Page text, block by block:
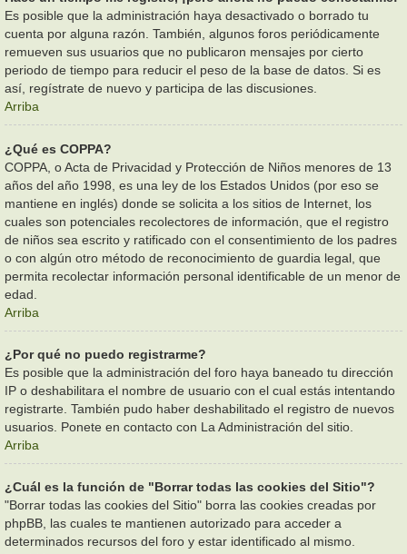
Es posible que la administración haya desactivado o borrado tu
cuenta por alguna razón. También, algunos foros periódicamente
remueven sus usuarios que no publicaron mensajes por cierto
periodo de tiempo para reducir el peso de la base de datos. Si es
así, regístrate de nuevo y participa de las discusiones.
Arriba
¿Qué es COPPA?
COPPA, o Acta de Privacidad y Protección de Niños menores de 13
años del año 1998, es una ley de los Estados Unidos (por eso se
mantiene en inglés) donde se solicita a los sitios de Internet, los
cuales son potenciales recolectores de información, que el registro
de niños sea escrito y ratificado con el consentimiento de los padres
o con algún otro método de reconocimiento de guardia legal, que
permita recolectar información personal identificable de un menor de
edad.
Arriba
¿Por qué no puedo registrarme?
Es posible que la administración del foro haya baneado tu dirección
IP o deshabilitara el nombre de usuario con el cual estás intentando
registrarte. También pudo haber deshabilitado el registro de nuevos
usuarios. Ponete en contacto con La Administración del sitio.
Arriba
¿Cuál es la función de "Borrar todas las cookies del Sitio"?
"Borrar todas las cookies del Sitio" borra las cookies creadas por
phpBB, las cuales te mantienen autorizado para acceder a
determinados recursos del foro y estar identificado al mismo.